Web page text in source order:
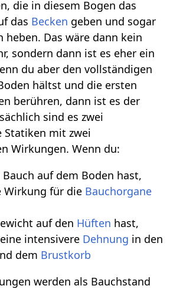
die in diesem Bogen das
das Becken geben und sogar
heben. Das wäre dann kein
sondern dann ist es eher ein
du aber den vollständigen
hältst und die ersten
berühren, dann ist es der
sind es zwei
Statiken mit zwei
Wirkungen. Wenn du:
Bauch auf dem Boden hast,
Wirkung für die Bauchorgane
auf den Hüften hast,
intensivere Dehnung in den
dem Brustkorb
werden als Bauchstand